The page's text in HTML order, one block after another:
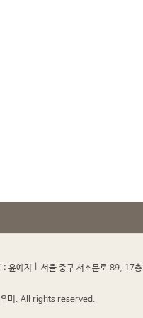
: 윤예지 서울 중구 서소문로 89, 17층
우미. All rights reserved.